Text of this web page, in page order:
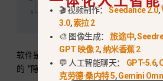
软件是免费的，但智能却不是免费的。
的 “隐藏陷阱”。.
🎬 视频制作：Seedance 2.0,
3.0,索拉 2
🎨 图像生成：旅途中,
GPT 映像 2,纳米香蕉 2
💬 人工智能聊天： GPT-5.6,
克劳德·桑内特 5,Gemini